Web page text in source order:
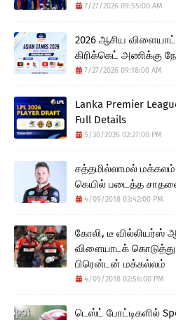
7/27/2026 09:55:00 AM
2026 ஆசிய
கிரிக்கெட் அணிக்கு
7/27/2026 09:18:00 AM
Lanka Premier
Full Details
5/30/2026 02:27:00 PM
சத்தமில்லாமல்
கெயில் படைத்த
4/09/2018 03:42:00 PM
கோலி, டீ வில்லியர்ஸ்
விளையாடக்
பிரென்டன் மக்கல்லம்
4/09/2018 02:56:00 PM
டெஸ்ட் போட்டிகளில்